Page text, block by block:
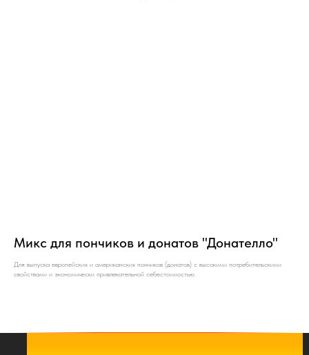
Микс для пончиков и донатов "Донателло"
Для выпуска европейских и американских пончиков (донатов) с высокими потребительскими
свойствами и экономически привлекательной себестоимостью.